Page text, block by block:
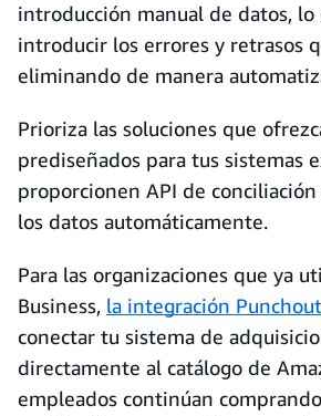
introducción manual de datos, lo
introducir los errores y retrasos
eliminando de manera
Prioriza las soluciones que
prediseñados para tus sistemas
proporcionen API de
los datos automáticamente.
Para las organizaciones que ya
Business, la integración Punchout
conectar tu sistema de
directamente al catálogo de
empleados continúan